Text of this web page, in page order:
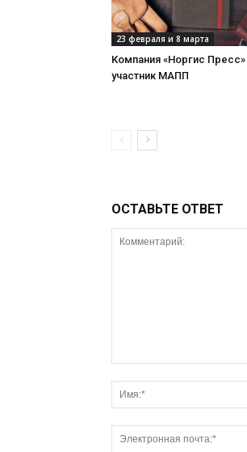
23 февраля и 8 марта
Компания «Норгис
участник МАПП
ОСТАВЬТЕ ОТВЕТ